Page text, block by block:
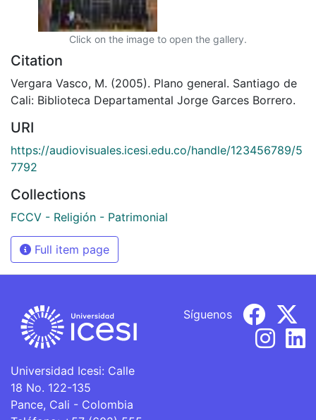
Click on the image to open the gallery.
Citation
Vergara Vasco, M. (2005). Plano general. Santiago de
Cali: Biblioteca Departamental Jorge Garces Borrero.
URI
https://audiovisuales.icesi.edu.co/handle/123456789/5
7792
Collections
FCCV - Religión - Patrimonial
Full item page
Universidad Icesi: Calle
18 No. 122-135
Pance, Cali - Colombia
Síguenos